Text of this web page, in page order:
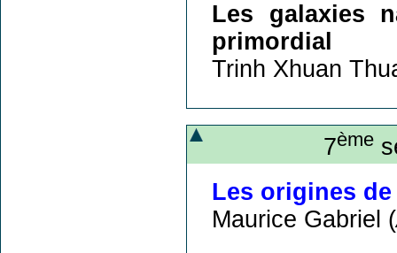
Les galaxies
primordial
Trinh Xhuan
7ème
Les origines
Maurice Gabriel (